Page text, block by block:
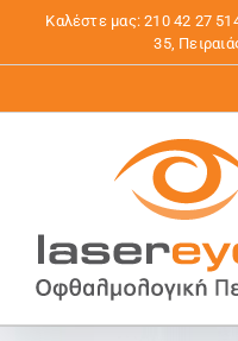
Μετάβαση
περιεχόμενο
Καλέστε μας: 210 42 27
35,